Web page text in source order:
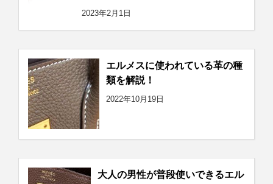
2023年2月1日
エルメスに使われている革の種
類を解説！
2022年10月19日
大人の男性が普段使いできるエル